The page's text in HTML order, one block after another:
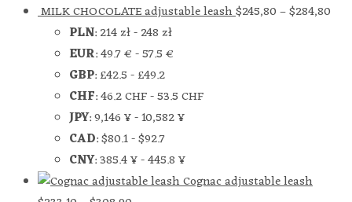
MILK CHOCOLATE adjustable leash$245,80–$284,80
PLN:214 zł-248 zł
EUR:49.7 €-57.5 €
GBP:£42.5-£49.2
CHF:46.2 CHF-53.5 CHF
JPY:9,146 ¥-10,582 ¥
CAD:$80.1-$92.7
CNY:385.4 ¥-445.8 ¥
Cognac adjustable leash